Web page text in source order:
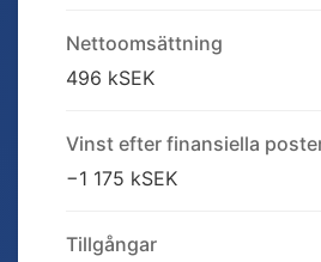
Nettoomsättning
496 kSEK
Vinst efter finansiella
−1 175 kSEK
Tillgångar